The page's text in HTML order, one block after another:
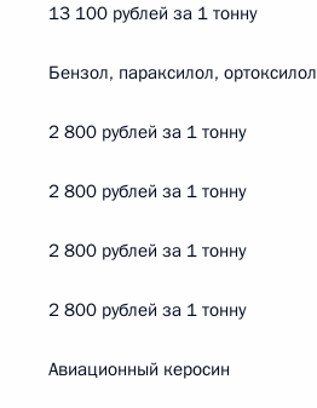
13 100 рублей за 1 тонну
Бензол, параксилол, ортоксилол
2 800 рублей за 1 тонну
2 800 рублей за 1 тонну
2 800 рублей за 1 тонну
2 800 рублей за 1 тонну
Авиационный керосин